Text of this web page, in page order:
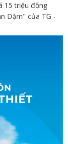
15 triệu đồng
Dặm" của TG -